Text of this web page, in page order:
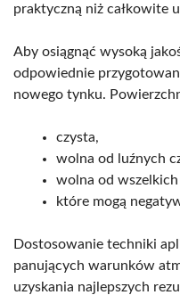
praktyczną niż całkowite
Aby osiągnąć wysoką
odpowiednie
nowego tynku.
czysta,
wolna od luźnych
wolna od wszelkich
które mogą
Dostosowanie techniki
panujących warunków
uzyskania najlepszych